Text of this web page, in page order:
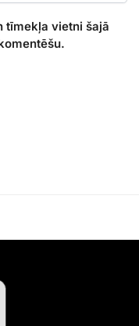
tīmekļa vietni šajā